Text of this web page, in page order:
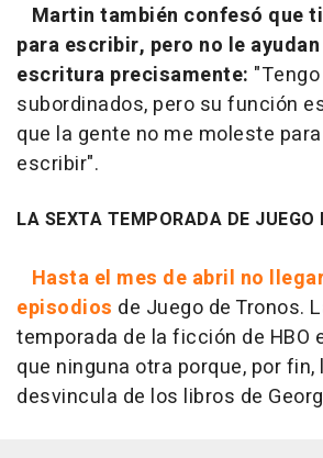
Martin también confesó que
para escribir, pero no le
escritura precisamente:
subordinados, pero su función
que la gente no me moleste
escribir".
LA SEXTA TEMPORADA DE JUEGO
Hasta el mes de abril no
episodios de Juego de Tronos.
temporada de la ficción de HBO
que ninguna otra porque, por fin,
desvincula de los libros de